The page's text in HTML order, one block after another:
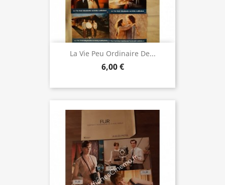
La Vie Peu Ordinaire De...
6,00 €